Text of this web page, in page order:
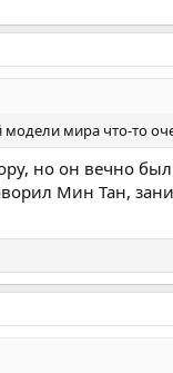
мира что-то
но он вечно
Мин Тан,